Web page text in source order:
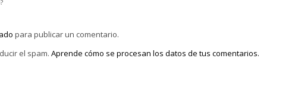
para publicar un comentario.
el spam. Aprende cómo se procesan los datos de tus comentarios.